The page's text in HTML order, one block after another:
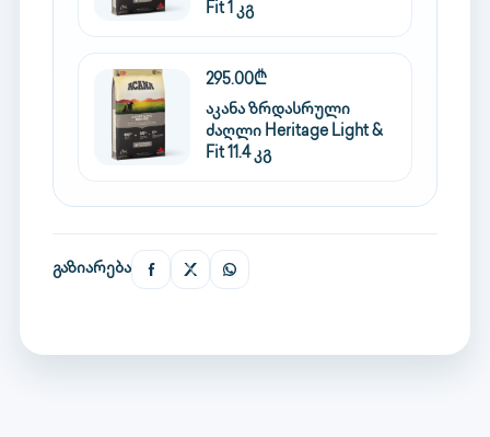
Fit 1 კგ
295.00₾
აკანა ზრდასრული
ძაღლი Heritage Light &
Fit 11.4 კგ
გაზიარება